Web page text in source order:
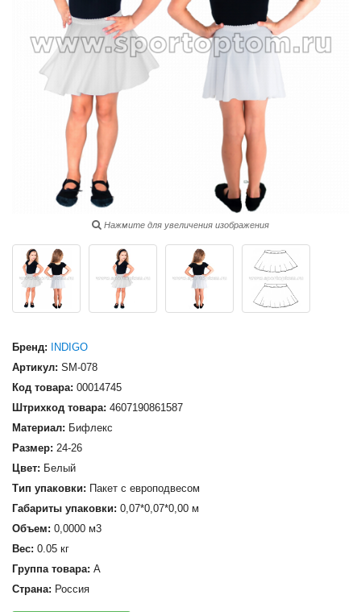
Нажмите для увеличения изображения
Бренд:
INDIGO
Артикул: SM-078
Код товара: 00014745
Штрихкод товара: 4607190861587
Материал: Бифлекс
Размер: 24-26
Цвет: Белый
Тип упаковки: Пакет с европодвесом
Габариты упаковки: 0,07*0,07*0,00 м
Объем: 0,0000 м3
Вес: 0.05 кг
Группа товара: А
Страна: Россия